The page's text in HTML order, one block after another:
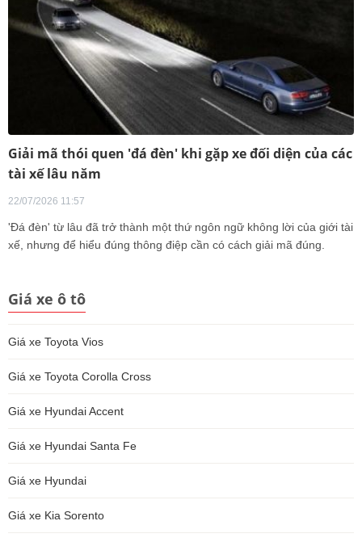
Giải mã thói quen 'đá đèn' khi gặp xe đối diện của các
tài xế lâu năm
22/07/2026 11:57
'Đá đèn' từ lâu đã trở thành một thứ ngôn ngữ không lời của giới tài
xế, nhưng để hiểu đúng thông điệp cần có cách giải mã đúng.
Giá xe ô tô
Giá xe Toyota Vios
Giá xe Toyota Corolla Cross
Giá xe Hyundai Accent
Giá xe Hyundai Santa Fe
Giá xe Hyundai
Giá xe Kia Sorento